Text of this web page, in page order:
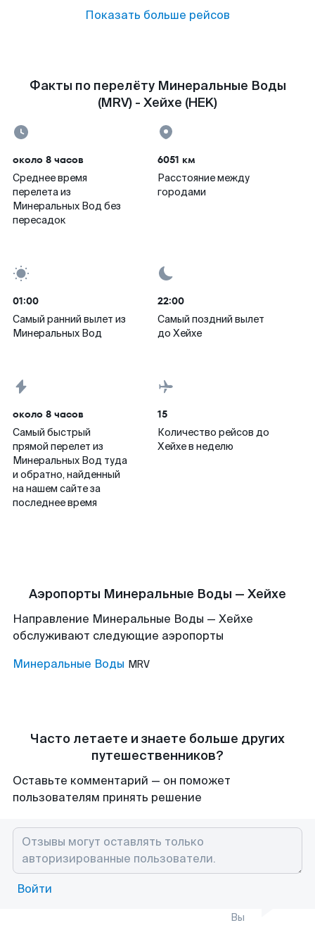
Показать больше рейсов
Факты по перелёту Минеральные Воды
(MRV) - Хейхе (HEK)
около 8 часов
Среднее время
перелета из
Минеральных Вод без
пересадок
6051 км
Расстояние между
городами
01:00
Самый ранний вылет из
Минеральных Вод
22:00
Самый поздний вылет
до Хейхе
около 8 часов
Самый быстрый
прямой перелет из
Минеральных Вод туда
и обратно, найденный
на нашем сайте за
последнее время
15
Количество рейсов до
Хейхе в неделю
Аэропорты Минеральные Воды — Хейхе
Направление Минеральные Воды — Хейхе
обслуживают следующие аэропорты
Минеральные Воды MRV
Часто летаете и знаете больше других
путешественников?
Оставьте комментарий — он поможет
пользователям принять решение
Войти
Вы